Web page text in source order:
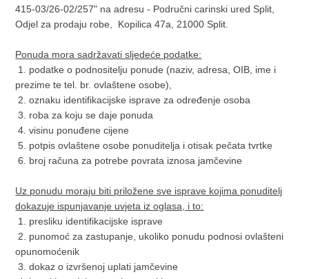
415-03/26-02/257" na adresu - Područni carinski ured Split,
Odjel za prodaju robe, Kopilica 47a, 21000 Split.
Ponuda mora sadržavati sljedeće podatke:
1. podatke o podnositelju ponude (naziv, adresa, OIB, ime i
prezime te tel. br. ovlaštene osobe),
2. oznaku identifikacijske isprave za određenje osoba
3. roba za koju se daje ponuda
4. visinu ponuđene cijene
5. potpis ovlaštene osobe ponuditelja i otisak pečata tvrtke
6. broj računa za potrebe povrata iznosa jamčevine
Uz ponudu moraju biti priložene sve isprave kojima ponuditelj
dokazuje ispunjavanje uvjeta iz oglasa, i to:
1. presliku identifikacijske isprave
2. punomoć za zastupanje, ukoliko ponudu podnosi ovlašteni
opunomoćenik
3. dokaz o izvršenoj uplati jamčevine